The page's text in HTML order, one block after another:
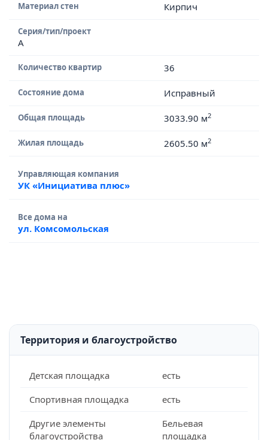
Материал стен Кирпич
Серия/тип/проект
А
Количество квартир 36
Состояние дома Исправный
Общая площадь 3033.90 м2
Жилая площадь 2605.50 м2
Управляющая компания
УК «Инициатива плюс»
Все дома на
ул. Комсомольская
Территория и благоустройство
Детская площадка
есть
Спортивная площадка
есть
Другие элементы
благоустройства
Бельевая
площадка